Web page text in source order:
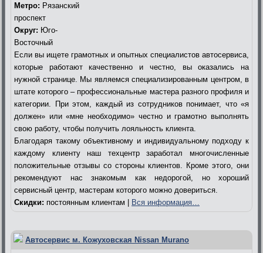
Метро: Рязанский
проспект
Округ: Юго-
Восточный
Если вы ищете грамотных и опытных специалистов автосервиса,
которые работают качественно и честно, вы оказались на
нужной странице. Мы являемся специализированным центром, в
штате которого – профессиональные мастера разного профиля и
категории. При этом, каждый из сотрудников понимает, что «я
должен» или «мне необходимо» честно и грамотно выполнять
свою работу, чтобы получить лояльность клиента.
Благодаря такому объективному и индивидуальному подходу к
каждому клиенту наш техцентр заработал многочисленные
положительные отзывы со стороны клиентов. Кроме этого, они
рекомендуют нас знакомым как недорогой, но хороший
сервисный центр, мастерам которого можно довериться.
Скидки: постоянным клиентам | Вся информация…
Автосервис м. Кожуховская Nissan Murano